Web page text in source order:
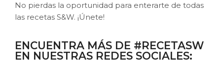
No pierdas la oportunidad para enterarte de todas
las recetas S&W. ¡Únete!
ENCUENTRA MÁS DE #RECETASW
EN NUESTRAS REDES SOCIALES: